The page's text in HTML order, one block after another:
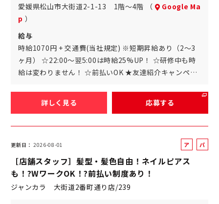
愛媛県松山市大街道2-1-13 1階～4階 （
Google Ma
p ）
給与
時給1070円 + 交通費(当社規定) ※短期昇給あり（2～3
ヶ月） ☆22:00～翌5:00は時給25%UP！ ☆研修中も時
給は変わりません！ ☆前払いOK ★友達紹介キャンペ…
詳しく見る 応募する
更新日 2026-08-01
ア
バ
パ
［店舗スタッフ］髪型・髪色自由！ネイルピアス
も！?WワークOK！?前払い制度あり！
ジャンカラ 大街道2番町通り店/239